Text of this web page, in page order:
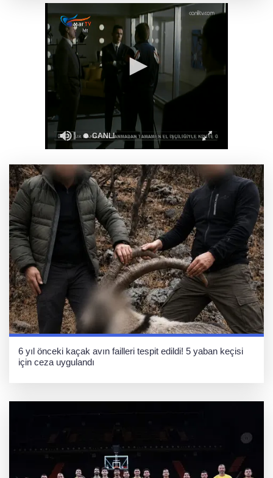
Türkiye ile Vietnam arasında 'hava'da yeni
dönem... Sefer kapasitesi artırıldı
Görevden uzaklaştırılan Utku Caner Çaykara
hakkında tahliye kararı
Fındık alım fiyatları açıklandı... Alımlar 24
Ağustos'ta başlıyor
6 yıl önceki kaçak avın failleri tespit edildi! 5 yaban keçisi
için ceza uygulandı